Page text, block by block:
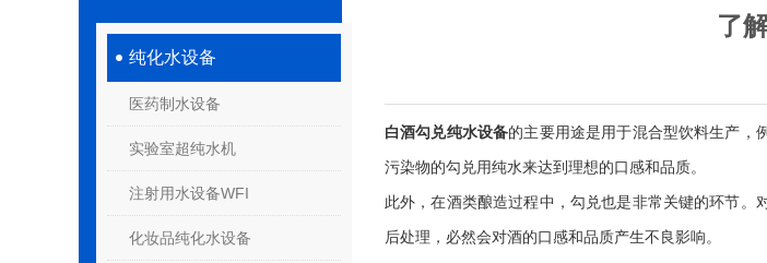
纯化水设备
医药制水设备
实验室超纯水机
注射用水设备WFI
化妆品纯化水设备
了
白酒勾兑纯水设备的主要用途是用于混合型饮料生产，
污染物的勾兑用纯水来达到理想的口感和品质。
此外，在酒类酿造过程中，勾兑也是非常关键的环节
后处理，必然会对酒的口感和品质产生不良影响。